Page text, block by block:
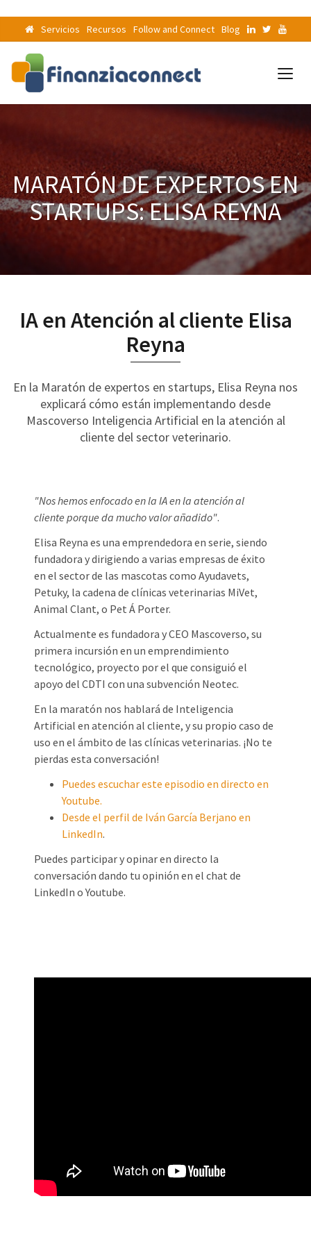
Servicios Recursos Follow and Connect Blog
MARATÓN DE EXPERTOS EN
STARTUPS: ELISA REYNA
IA en Atención al cliente Elisa
Reyna
En la Maratón de expertos en startups, Elisa Reyna nos
explicará cómo están implementando desde
Mascoverso Inteligencia Artificial en la atención al
cliente del sector veterinario.
"Nos hemos enfocado en la IA en la atención al
cliente porque da mucho valor añadido".
Elisa Reyna es una emprendedora en serie, siendo
fundadora y dirigiendo a varias empresas de éxito
en el sector de las mascotas como Ayudavets,
Petuky, la cadena de clínicas veterinarias MiVet,
Animal Clant, o Pet Á Porter.
Actualmente es fundadora y CEO Mascoverso, su
primera incursión en un emprendimiento
tecnológico, proyecto por el que consiguió el
apoyo del CDTI con una subvención Neotec.
En la maratón nos hablará de Inteligencia
Artificial en atención al cliente, y su propio caso de
uso en el ámbito de las clínicas veterinarias. ¡No te
pierdas esta conversación!
Puedes escuchar este episodio en directo en
Youtube.
Desde el perfil de Iván García Berjano en
LinkedIn.
Puedes participar y opinar en directo la
conversación dando tu opinión en el chat de
LinkedIn o Youtube.